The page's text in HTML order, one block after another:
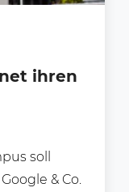
ihren
soll
& Co.